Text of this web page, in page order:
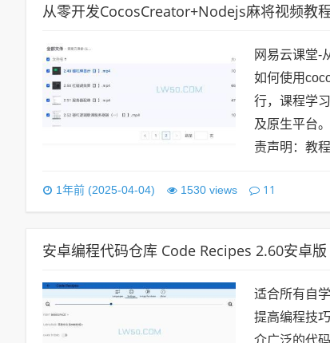
从零开发CocosCreator+Nodejs麻将视频教
网易云课堂-
如何使用
行，课程学
及原生平台
责声明：教
1年前 (2025-04-04) 1530 views 11
安卓编程代码仓库 Code Recipes 2.60安卓版
适合所有自
提高编程技
介广泛的代